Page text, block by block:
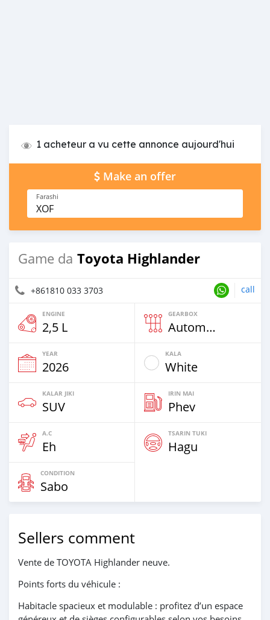
1 acheteur a vu cette annonce aujourd'hui
Make an offer
Farashi
XOF
Game da Toyota Highlander
+861810 033 3703 call
ENGINE
2,5 L
GEARBOX
Automatic
YEAR
2026
KALA
White
KALAR JIKI
SUV
IRIN MAI
Phev
A.C
Eh
TSARIN TUKI
Hagu
CONDITION
Sabo
Sellers comment
Vente de TOYOTA Highlander neuve.
Points forts du véhicule :
Habitacle spacieux et modulable : profitez d’un espace